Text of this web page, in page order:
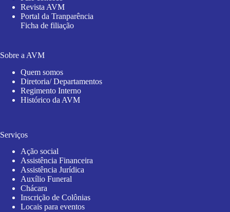
Revista AVM
Portal da Tranparência
Ficha de filiação
Sobre a AVM
Quem somos
Diretoria/ Departamentos
Regimento Interno
Histórico da AVM
Serviços
Ação social
Assistência Financeira
Assistência Jurídica
Auxílio Funeral
Chácara
Inscrição de Colônias
Locais para eventos